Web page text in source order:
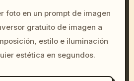
c, cyberpunk sunset, neon
colors, 8k --v 6.0
foto en un prompt de imagen
gratuito de imagen a
estilo e iluminación
estética en segundos.